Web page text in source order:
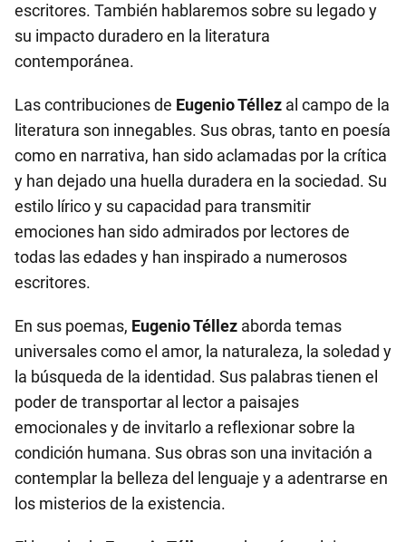
escritores. También hablaremos sobre su legado y
su impacto duradero en la literatura
contemporánea.
Las contribuciones de Eugenio Téllez al campo de la
literatura son innegables. Sus obras, tanto en poesía
como en narrativa, han sido aclamadas por la crítica
y han dejado una huella duradera en la sociedad. Su
estilo lírico y su capacidad para transmitir
emociones han sido admirados por lectores de
todas las edades y han inspirado a numerosos
escritores.
En sus poemas, Eugenio Téllez aborda temas
universales como el amor, la naturaleza, la soledad y
la búsqueda de la identidad. Sus palabras tienen el
poder de transportar al lector a paisajes
emocionales y de invitarlo a reflexionar sobre la
condición humana. Sus obras son una invitación a
contemplar la belleza del lenguaje y a adentrarse en
los misterios de la existencia.